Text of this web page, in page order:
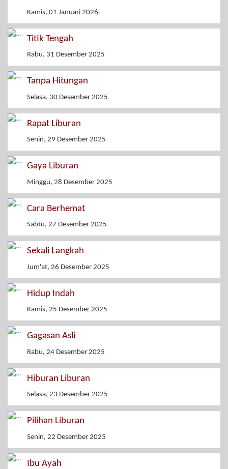
Kamis, 01 Januari 2026
Titik Tengah
Rabu, 31 Desember 2025
Tanpa Hitungan
Selasa, 30 Desember 2025
Rapat Liburan
Senin, 29 Desember 2025
Gaya Liburan
Minggu, 28 Desember 2025
Cara Berhemat
Sabtu, 27 Desember 2025
Sekali Langkah
Jum'at, 26 Desember 2025
Hidup Indah
Kamis, 25 Desember 2025
Gagasan Asli
Rabu, 24 Desember 2025
Hiburan Liburan
Selasa, 23 Desember 2025
Pilihan Liburan
Senin, 22 Desember 2025
Ibu Ayah